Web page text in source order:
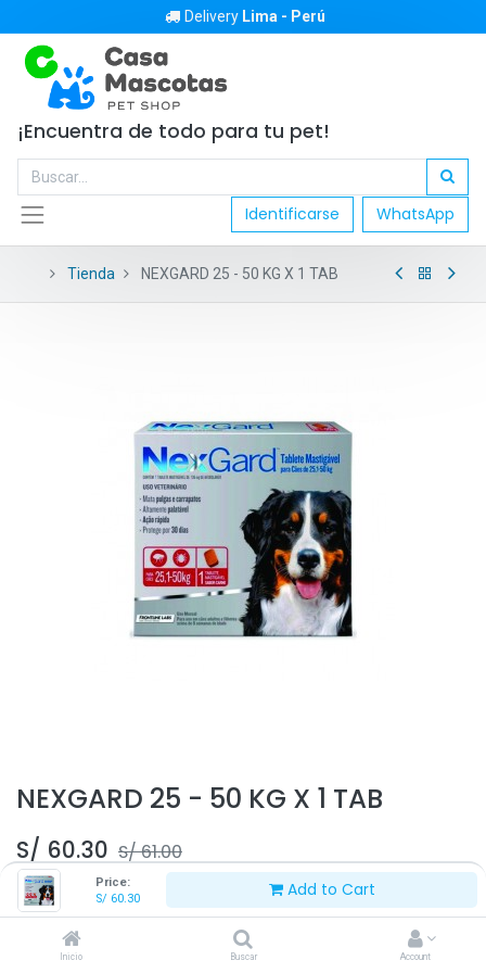
Price:
S/ 60.30 Add to Cart
Inicio Buscar Account
Delivery Lima - Perú
¡Encuentra de todo para tu pet!
Identificarse WhatsApp
Tienda NEXGARD 25 - 50 KG X 1 TAB
NEXGARD 25 - 50 KG X 1 TAB
S/ 60.30 S/61.00